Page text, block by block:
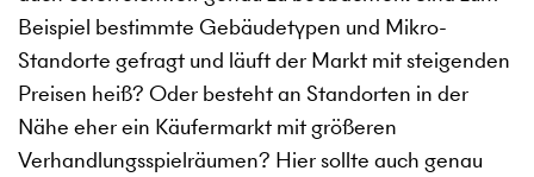
Beispiel bestimmte Gebäudetypen und Mikro-
Standorte gefragt und läuft der Markt mit steigenden
Preisen heiß? Oder besteht an Standorten in der
Nähe eher ein Käufermarkt mit größeren
Verhandlungsspielräumen? Hier sollte auch genau